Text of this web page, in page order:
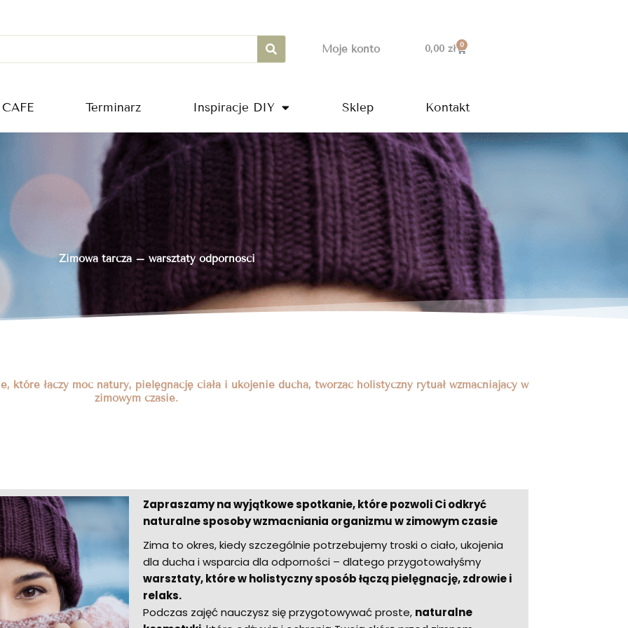
Moje konto 0,00zł 0
Wózek
Terminarz Inspiracje DIY Sklep Kontakt
Zimowa tarcza – warsztaty odporności
które łączy moc natury, pielęgnację ciała i ukojenie ducha, tworząc holistyczny rytuał wzmacniający w
zimowym czasie.
Zapraszamy na wyjątkowe spotkanie, które pozwoli Ci odkryć
naturalne sposoby wzmacniania organizmu w zimowym czasie
Zima to okres, kiedy szczególnie potrzebujemy troski o ciało, ukojenia
dla ducha i wsparcia dla odporności – dlatego przygotowałyśmy
warsztaty, które w holistyczny sposób łączą pielęgnację, zdrowie i
relaks.
Podczas zajęć nauczysz się przygotowywać proste, naturalne